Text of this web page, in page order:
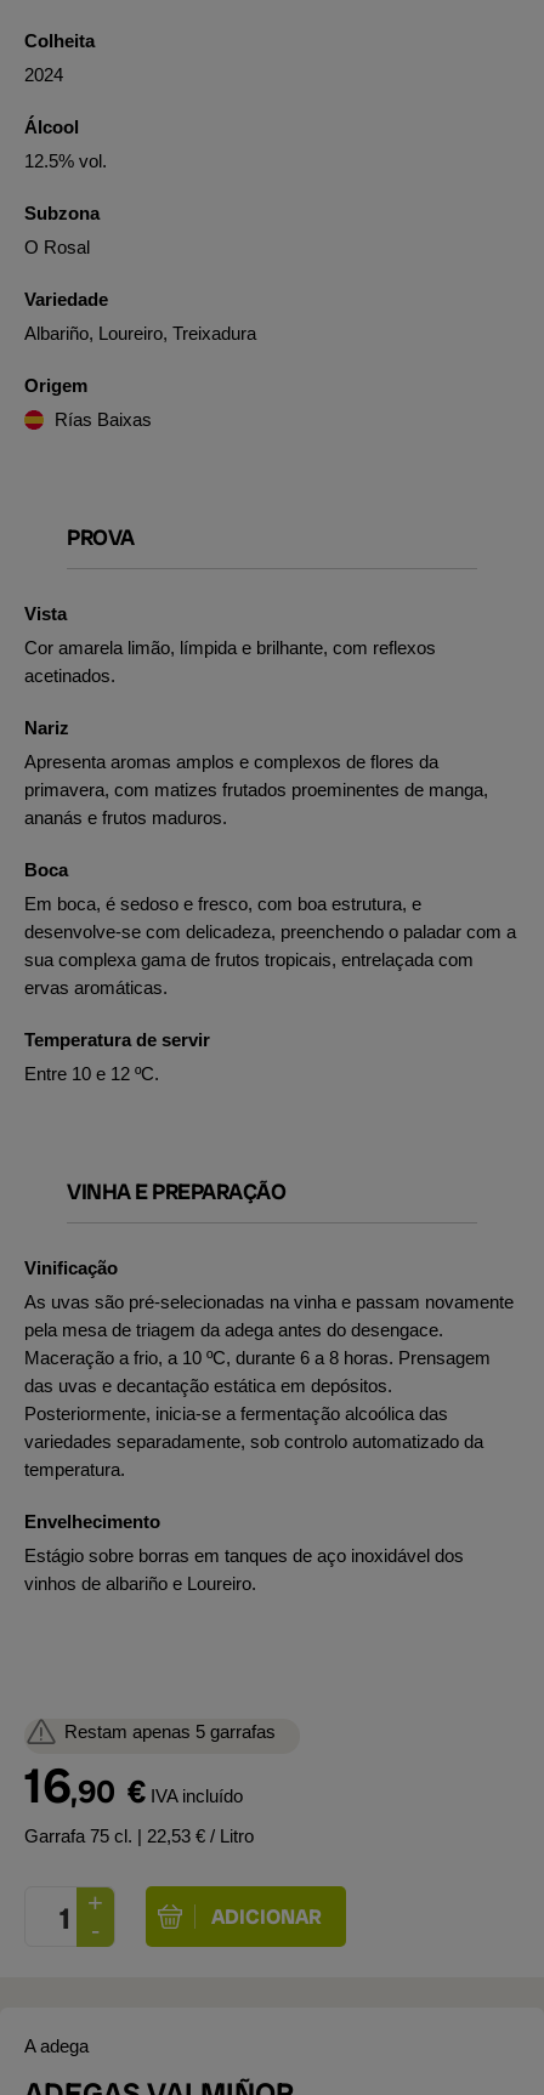
Colheita
2024
Álcool
12.5% vol.
Subzona
O Rosal
Variedade
Albariño, Loureiro, Treixadura
Origem
Rías Baixas
PROVA
Vista
Cor amarela limão, límpida e brilhante, com reflexos
acetinados.
Nariz
Apresenta aromas amplos e complexos de flores da
primavera, com matizes frutados proeminentes de manga,
ananás e frutos maduros.
Boca
Em boca, é sedoso e fresco, com boa estrutura, e
desenvolve-se com delicadeza, preenchendo o paladar com a
sua complexa gama de frutos tropicais, entrelaçada com
ervas aromáticas.
Temperatura de servir
Entre 10 e 12 ºC.
VINHA E PREPARAÇÃO
Vinificação
As uvas são pré-selecionadas na vinha e passam novamente
pela mesa de triagem da adega antes do desengace.
Maceração a frio, a 10 ºC, durante 6 a 8 horas. Prensagem
das uvas e decantação estática em depósitos.
Posteriormente, inicia-se a fermentação alcoólica das
variedades separadamente, sob controlo automatizado da
temperatura.
Envelhecimento
Estágio sobre borras em tanques de aço inoxidável dos
vinhos de albariño e Loureiro.
Restam apenas 5 garrafas
16,90 € IVA incluído
Garrafa 75 cl. | 22,53 € / Litro
A adega